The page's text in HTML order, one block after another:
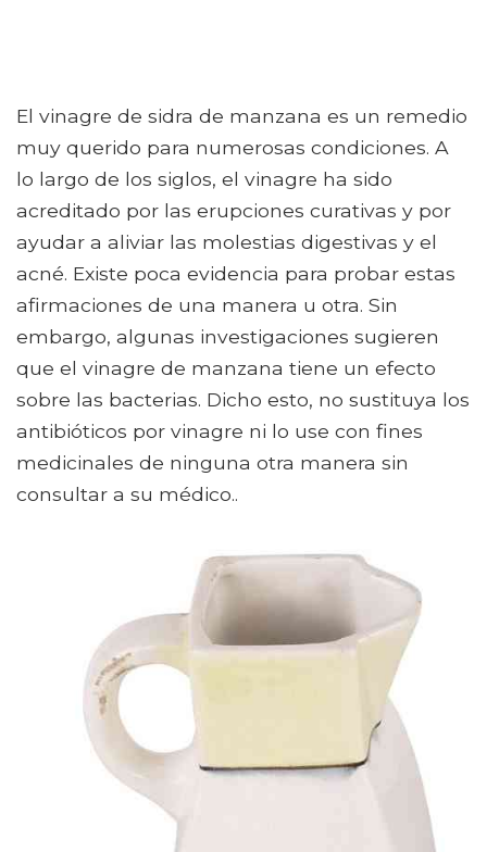
El vinagre de sidra de manzana es un remedio
muy querido para numerosas condiciones. A
lo largo de los siglos, el vinagre ha sido
acreditado por las erupciones curativas y por
ayudar a aliviar las molestias digestivas y el
acné. Existe poca evidencia para probar estas
afirmaciones de una manera u otra. Sin
embargo, algunas investigaciones sugieren
que el vinagre de manzana tiene un efecto
sobre las bacterias. Dicho esto, no sustituya los
antibióticos por vinagre ni lo use con fines
medicinales de ninguna otra manera sin
consultar a su médico..